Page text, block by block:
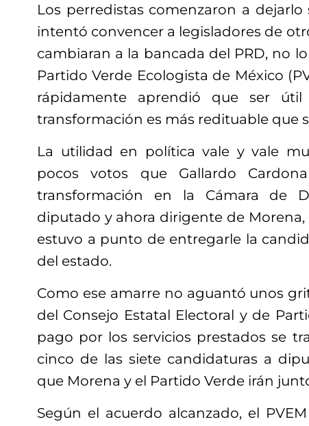
Los perredistas comenzaron a
intentó convencer a legisladores de
cambiaran a la bancada del PRD, no
Partido Verde Ecologista de México
rápidamente aprendió que ser
transformación es más redituable que
La utilidad en política vale y vale
pocos votos que Gallardo
transformación en la Cámara de
diputado y ahora dirigente de Morena,
estuvo a punto de entregarle la
del estado.
Como ese amarre no aguantó unos
del Consejo Estatal Electoral y de
pago por los servicios prestados se
cinco de las siete candidaturas a
que Morena y el Partido Verde irán
Según el acuerdo alcanzado, el